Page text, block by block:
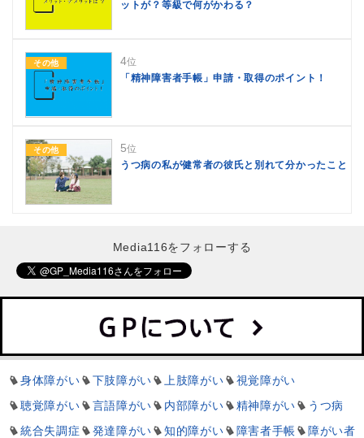
ットが？等級で何がかわる？
その他 4位
「精神障害者手帳」申請・取得のポイント！
その他 5位
うつ病の私が健常者の彼氏と別れて分かったこと
Media116をフォローする
身体障がい 下肢障がい 上肢障がい
視覚障がい
聴覚障がい
言語障がい 内部障がい 精神障がい
うつ病
統合失調症
発達障がい 知的障がい 障害者手帳
障がい者